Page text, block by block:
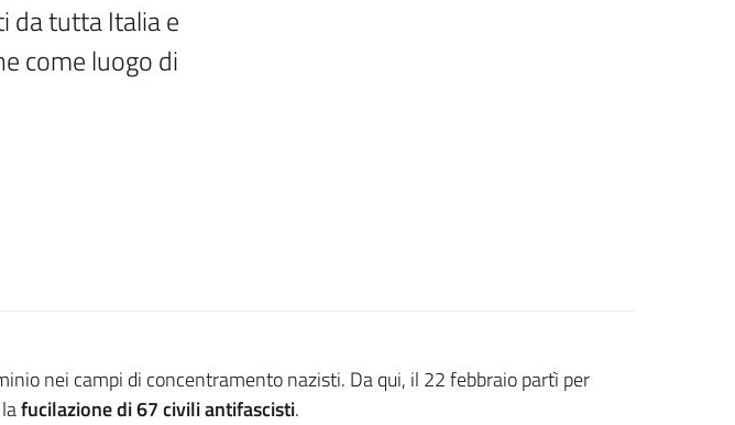
da tutta Italia e
come luogo di
nei campi di concentramento nazisti. Da qui, il 22 febbraio partì per
fucilazione di 67 civili antifascisti.